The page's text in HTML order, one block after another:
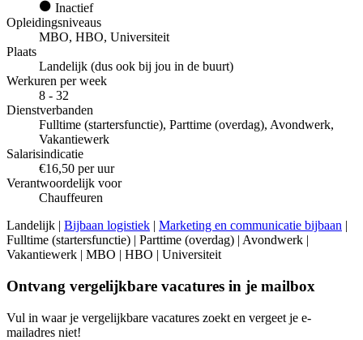
Inactief
Opleidingsniveaus
MBO, HBO, Universiteit
Plaats
Landelijk (dus ook bij jou in de buurt)
Werkuren per week
8 - 32
Dienstverbanden
Fulltime (startersfunctie), Parttime (overdag), Avondwerk,
Vakantiewerk
Salarisindicatie
€16,50 per uur
Verantwoordelijk voor
Chauffeuren
Landelijk | Bijbaan logistiek | Marketing en communicatie bijbaan |
Fulltime (startersfunctie) | Parttime (overdag) | Avondwerk |
Vakantiewerk | MBO | HBO | Universiteit
Ontvang vergelijkbare vacatures in je mailbox
Vul in waar je vergelijkbare vacatures zoekt en vergeet je e-
mailadres niet!